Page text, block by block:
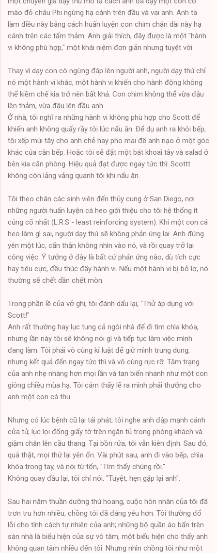
mào đỏ châu Phi ngừng hạ cánh trên đầu và vai anh. Anh ta
làm điều này bằng cách huấn luyện con chim chân dài này hạ
cánh trên các tấm thảm. Anh giải thích, đây được là một "hành
vi không phù hợp," một khái niệm đơn giản nhưng tuyệt vời.
Thay vì dạy con cò ngừng đáp lên người anh, người dạy thú chỉ
nó một hành vi khác, một hành vi khiến cho hành động không
thể kiềm chế kia trở nên bất khả. Con chim không thể vừa đậu
lên thảm, vừa đậu lên đầu anh.
Ở nhà, tôi nghĩ ra những hành vi không phù hợp cho Scott để
khiến anh không quấy rầy tôi lúc nấu ăn. Để dụ anh ra khỏi bếp,
tôi xếp mùi tây cho anh chẻ hay pho mai để anh nạo ở một góc
khác của căn bếp. Hoặc tôi sẽ đặt một bát khoai tây và salad ở
bên kia căn phòng. Hiệu quả đạt được ngay tức thì: Scottt
không còn lảng vảng quanh tôi khi nấu ăn.
Tôi theo chân các sinh viên đến thủy cung ở San Diego, nơi
những người huấn luyện cá heo giới thiệu cho tôi hệ thống ít
củng cố nhất (L.R.S - least reinforcing system). Khi một con cá
heo làm gì sai, người dạy thú sẽ không phản ứng lại. Anh đứng
yên một lúc, cẩn thận không nhìn vào nó, và rồi quay trở lại
công việc. Ý tưởng ở đây là bất cứ phản ứng nào, dù tích cực
hay tiêu cực, đều thúc đẩy hành vi. Nếu một hành vi bị bỏ lơ, nó
thường sẽ chết dần chết mòn.
Trong phần lề của vở ghi, tôi đánh dấu lại, "Thử áp dụng với
Scott!"
Anh rất thường hay lục tung cả ngôi nhà để đi tìm chìa khóa,
nhưng lần này tôi sẽ không nói gì và tiếp tục làm việc mình
đang làm. Tôi phải vô cùng kỉ luật để giữ mình trung dung,
nhưng kết quả đến ngay tức thì và vô cùng rực rỡ. Tâm trạng
của anh nhẹ nhàng hơn mọi lần và tan biến nhanh như một con
giông chiều mùa hạ. Tôi cảm thấy lẽ ra mình phải thưởng cho
anh một con cá thu.
Nhưng có lúc bệnh cũ lại tái phát; tôi nghe anh đập mạnh cánh
cửa tủ; lục lọi đống giấy tờ trên ngăn tủ trong phòng khách và
giậm chân lên cầu thang. Tại bồn rửa, tôi vẫn kiên định. Sau đó,
quả thật, mọi thứ lại yên ổn. Vài phút sau, anh đi vào bếp, chìa
khóa trong tay, và nói từ tốn, "Tìm thấy chúng rồi."
Không quay đầu lại, tôi chỉ nói, "Tuyệt, hẹn gặp lại anh".
Sau hai năm thuần dưỡng thú hoang, cuộc hôn nhân của tôi đã
trơn tru hơn nhiều, chồng tôi đã đáng yêu hơn. Tôi thường đổ
lỗi cho tính cách tự nhiên của anh; những bộ quần áo bẩn trên
sàn nhà là biểu hiện của sự vô tâm, một biểu hiện cho thấy anh
không quan tâm nhiều đến tôi. Nhưng nhìn chồng tôi như một